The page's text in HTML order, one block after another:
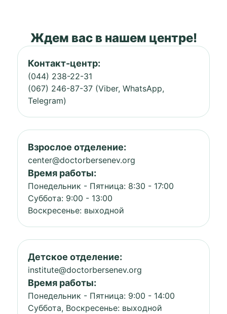
Ждем вас в нашем центре!
Контакт-центр:
(044) 238-22-31
(067) 246-87-37 (Viber, WhatsApp,
Telegram)
Взрослое отделение:
center@doctorbersenev.org
Время работы:
Понедельник - Пятница: 8:30 - 17:00
Суббота: 9:00 - 13:00
Воскресенье: выходной
Детское отделение:
institute@doctorbersenev.org
Время работы:
Понедельник - Пятница: 9:00 - 14:00
Суббота, Воскресенье: выходной